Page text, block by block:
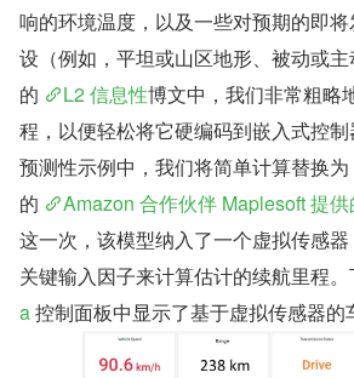
响的环境温度，以及一些对预期的即
设（例如，平坦或山区地形、被动或
的
L2 信息性博文中，我们非常粗略
程，以便轻松将它硬编码到嵌入式控
预测性示例中，我们将简单计算替换为
的
Amazon 合作伙伴 Maplesoft 提
这一次，该模型纳入了一个虚拟传感
关键输入因子来计算估计的续航里程
a 控制面板中显示了基于虚拟传感器的